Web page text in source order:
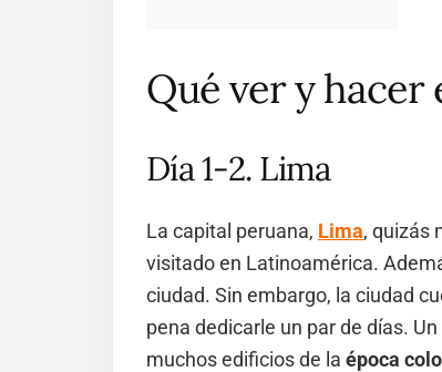
Qué ver y hacer
Día 1-2. Lima
La capital peruana, Lima, quizás
visitado en Latinoamérica.
ciudad. Sin embargo, la ciudad
pena dedicarle un par de días.
muchos edificios de la época